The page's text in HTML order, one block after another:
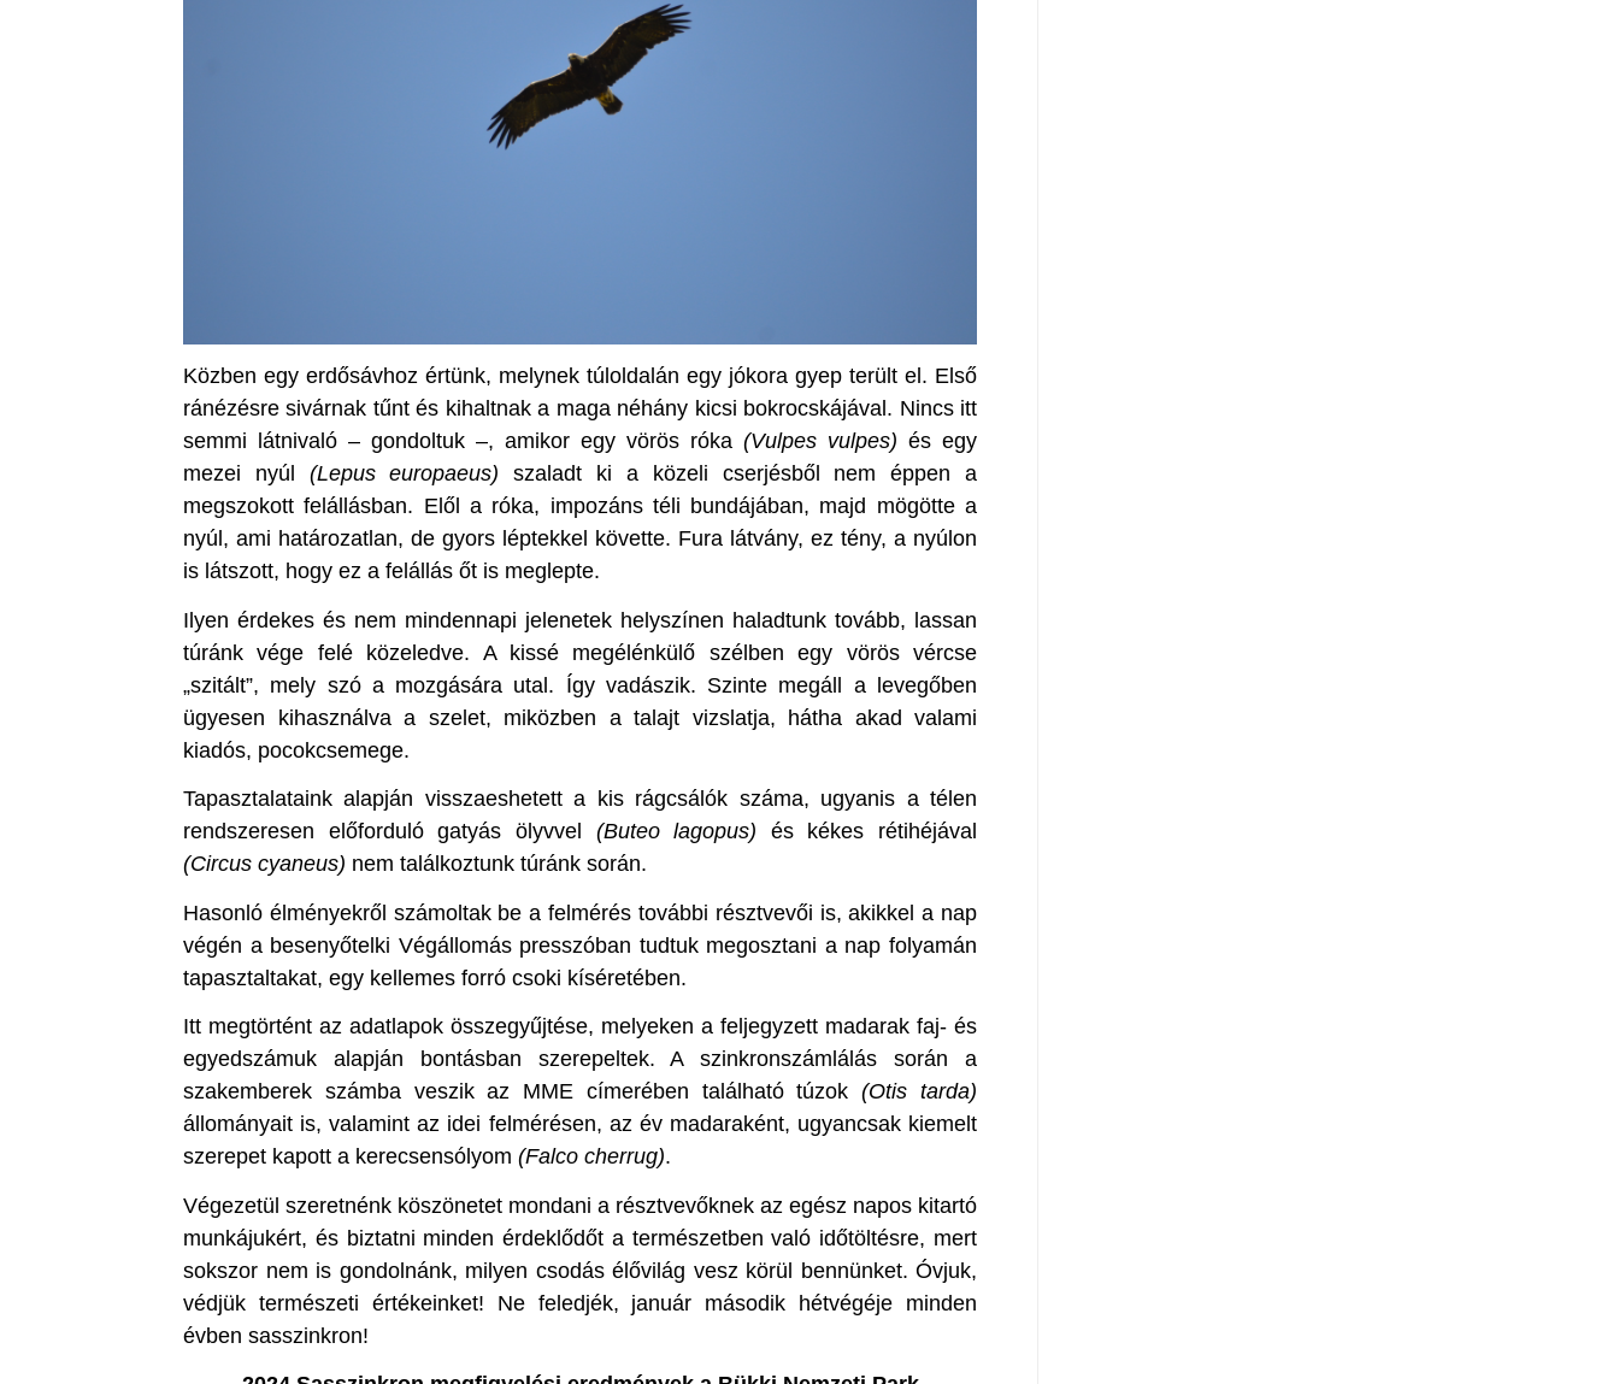
Közben egy erdősávhoz értünk, melynek túloldalán egy jókora gyep terült el. Első
ránézésre sivárnak tűnt és kihaltnak a maga néhány kicsi bokrocskájával. Nincs itt
semmi látnivaló – gondoltuk –, amikor egy vörös róka (Vulpes vulpes) és egy
mezei nyúl (Lepus europaeus) szaladt ki a közeli cserjésből nem éppen a
megszokott felállásban. Elől a róka, impozáns téli bundájában, majd mögötte a
nyúl, ami határozatlan, de gyors léptekkel követte. Fura látvány, ez tény, a nyúlon
is látszott, hogy ez a felállás őt is meglepte.
Ilyen érdekes és nem mindennapi jelenetek helyszínen haladtunk tovább, lassan
túránk vége felé közeledve. A kissé megélénkülő szélben egy vörös vércse
„szitált”, mely szó a mozgására utal. Így vadászik. Szinte megáll a levegőben
ügyesen kihasználva a szelet, miközben a talajt vizslatja, hátha akad valami
kiadós, pocokcsemege.
Tapasztalataink alapján visszaeshetett a kis rágcsálók száma, ugyanis a télen
rendszeresen előforduló gatyás ölyvvel (Buteo lagopus) és kékes rétihéjával
(Circus cyaneus) nem találkoztunk túránk során.
Hasonló élményekről számoltak be a felmérés további résztvevői is, akikkel a nap
végén a besenyőtelki Végállomás presszóban tudtuk megosztani a nap folyamán
tapasztaltakat, egy kellemes forró csoki kíséretében.
Itt megtörtént az adatlapok összegyűjtése, melyeken a feljegyzett madarak faj- és
egyedszámuk alapján bontásban szerepeltek. A szinkronszámlálás során a
szakemberek számba veszik az MME címerében található túzok(Otis tarda)
állományait is, valamint az idei felmérésen, az év madaraként, ugyancsak kiemelt
szerepet kapott a kerecsensólyom (Falco cherrug).
Végezetül szeretnénk köszönetet mondani a résztvevőknek az egész napos kitartó
munkájukért, és biztatni minden érdeklődőt a természetben való időtöltésre, mert
sokszor nem is gondolnánk, milyen csodás élővilág vesz körül bennünket. Óvjuk,
védjük természeti értékeinket! Ne feledjék, január második hétvégéje minden
évben sasszinkron!